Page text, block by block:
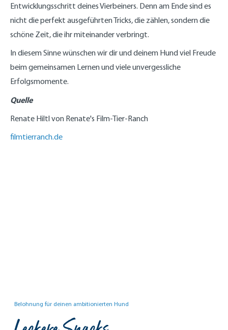
Entwicklungsschritt deines Vierbeiners. Denn am Ende sind es
nicht die perfekt ausgeführten Tricks, die zählen, sondern die
schöne Zeit, die ihr miteinander verbringt.
In diesem Sinne wünschen wir dir und deinem Hund viel Freude
beim gemeinsamen Lernen und viele unvergessliche
Erfolgsmomente.
Quelle
Renate Hiltl von Renate's Film-Tier-Ranch
filmtierranch.de
Belohnung für deinen ambitionierten Hund